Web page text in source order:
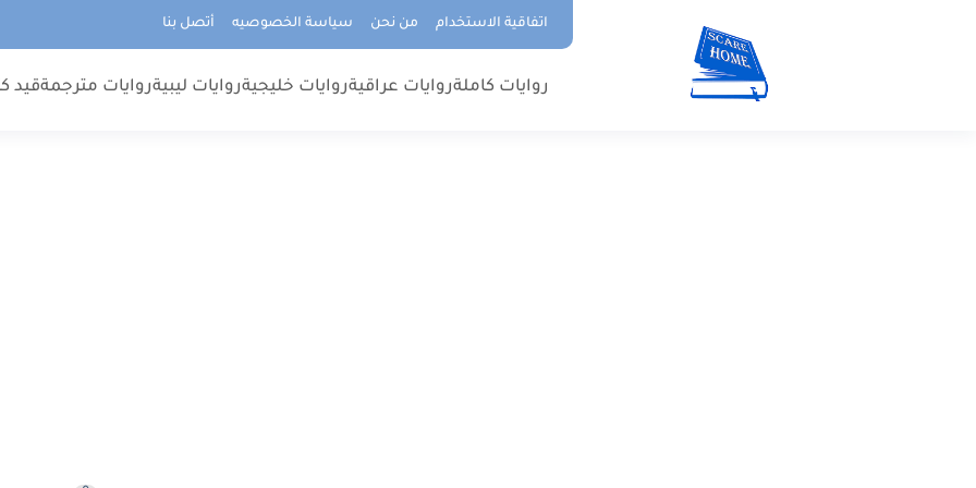
اتفاقية الاستخدام من نحن سياسة الخصوصيه أتصل بنا
روايات كاملةروايات عراقيةروايات خليجيةروايات ليبيةروايات مترجمةقيد